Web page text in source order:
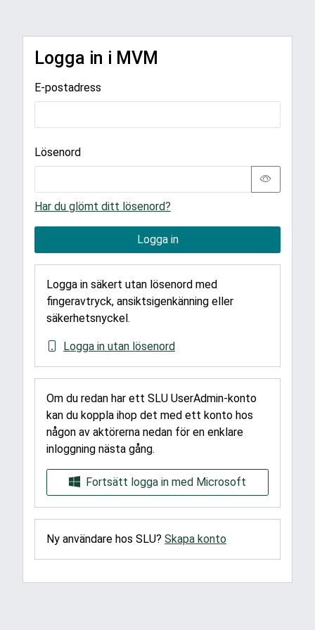
Logga in i MVM
E-postadress
Lösenord
Har du glömt ditt lösenord?
Logga in
Logga in säkert utan lösenord med
fingeravtryck, ansiktsigenkänning eller
säkerhetsnyckel.
Logga in utan lösenord
Om du redan har ett SLU UserAdmin-konto
kan du koppla ihop det med ett konto hos
någon av aktörerna nedan för en enklare
inloggning nästa gång.
Fortsätt logga in med Microsoft
Ny användare hos SLU? Skapa konto